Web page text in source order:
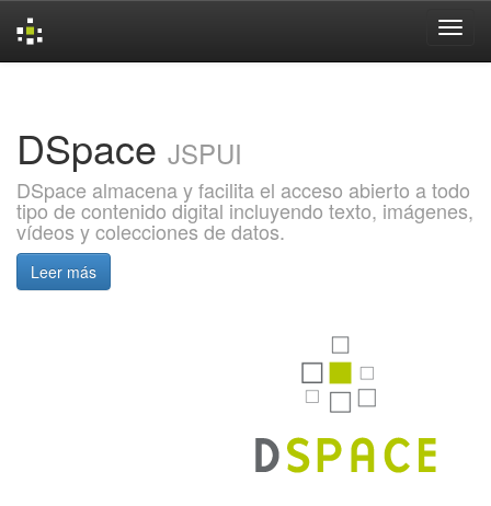
DSpace JSPUI
DSpace almacena y facilita el acceso abierto a todo
tipo de contenido digital incluyendo texto, imágenes,
vídeos y colecciones de datos.
Leer más